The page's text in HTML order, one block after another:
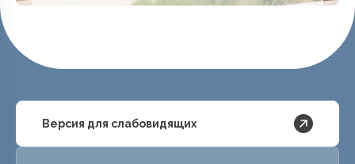
Версия для слабовидящих